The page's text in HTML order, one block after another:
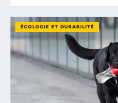
ÉCOLOGIE ET DURABILITÉ